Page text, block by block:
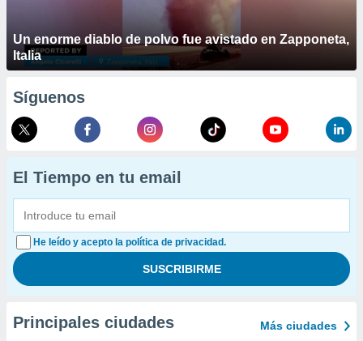
Un enorme diablo de polvo fue avistado en Zapponeta,
Italia
Síguenos
El Tiempo en tu email
He leído y acepto la política de privacidad.
Principales ciudades Más ciudades